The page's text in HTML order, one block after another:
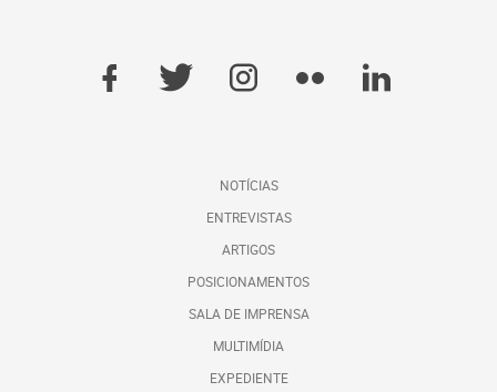
NOTÍCIAS
ENTREVISTAS
ARTIGOS
POSICIONAMENTOS
SALA DE IMPRENSA
MULTIMÍDIA
EXPEDIENTE